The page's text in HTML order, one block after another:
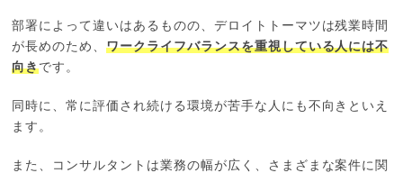
部署によって違いはあるものの、デロイトトーマツは残業時間
が長めのため、ワークライフバランスを重視している人には不
向きです。
同時に、常に評価され続ける環境が苦手な人にも不向きといえ
ます。
また、コンサルタントは業務の幅が広く、さまざまな案件に関